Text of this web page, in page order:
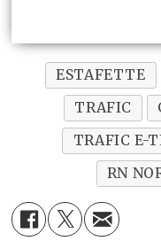
ESTAFETTE
TRAFIC
TRAFIC E-
RN